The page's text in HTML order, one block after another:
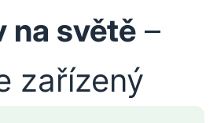
na světě –
zařízený